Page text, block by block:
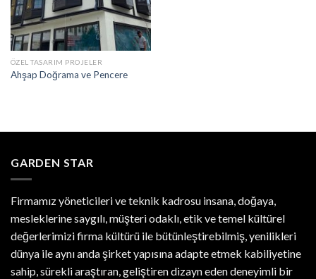
ÖZEL TASARIM PROJELER
Ahşap Doğrama ve Pencere
GARDEN STAR
Firmamız yöneticileri ve teknik kadrosu insana, doğaya,
mesleklerine saygılı, müşteri odaklı, etik ve temel kültürel
değerlerimizi firma kültürü ile bütünleştirebilmiş, yenilikleri
dünya ile aynı anda şirket yapısına adapte etmek kabiliyetine
sahip, sürekli araştıran, geliştiren dizayn eden deneyimli bir